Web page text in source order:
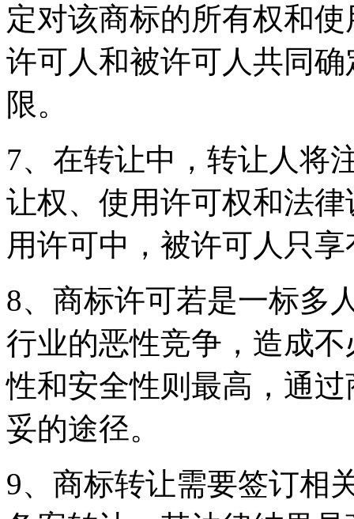
定对该商标的所有权和
许可人和被许可人共同
限。
7、在转让中，转让人将
让权、使用许可权和法
用许可中，被许可人
8、商标许可若是一标多
行业的恶性竞争，造成
性和安全性则最高，通
妥的途径。
9、商标转让需要签订相